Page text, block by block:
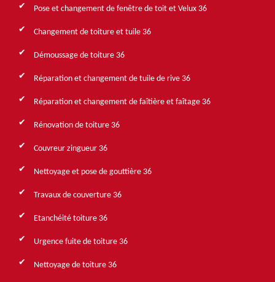
Pose et changement de fenêtre de toit et Velux 36
Changement de toiture et tuile 36
Démoussage de toiture 36
Réparation et changement de tuile de rive 36
Réparation et changement de faîtière et faîtage 36
Rénovation de toiture 36
Couvreur zingueur 36
Nettoyage et pose de gouttière 36
Travaux de couverture 36
Etanchéité toiture 36
Urgence fuite de toiture 36
Nettoyage de toiture 36